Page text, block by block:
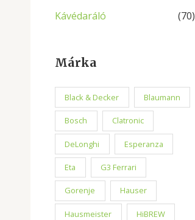
Kávédaráló (70)
Márka
Black & Decker Blaumann
Bosch Clatronic
DeLonghi Esperanza
Eta G3 Ferrari
Gorenje Hauser
Hausmeister HiBREW